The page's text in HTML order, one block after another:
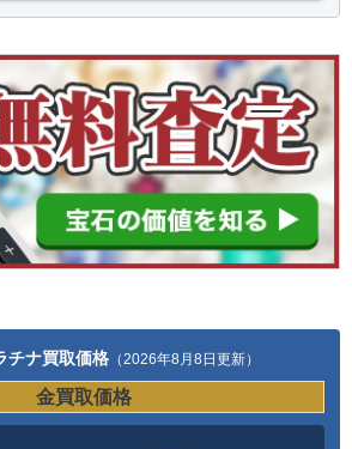
チナ買取価格 （2026年8月8日更新）
金買取価格